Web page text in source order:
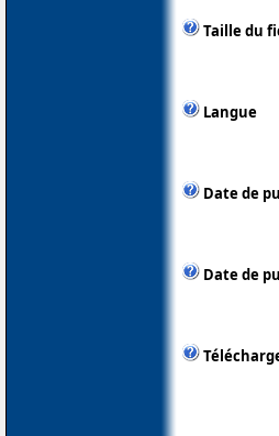
Taille du
Langue
Date de
Date de